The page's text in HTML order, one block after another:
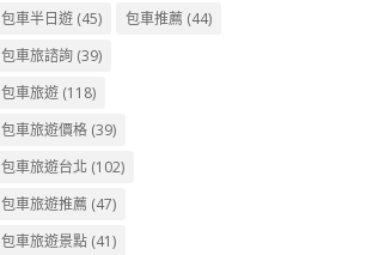
包車半日遊 (45) 包車推薦 (44)
包車旅諮詢 (39)
包車旅遊 (118)
包車旅遊價格 (39)
包車旅遊台北 (102)
包車旅遊推薦 (47)
包車旅遊景點 (41)